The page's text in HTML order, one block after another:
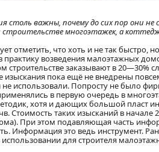
столь важны, почему до сих пор они
многоэтажек, а
отметить, что хоть и не так быстро,
практику возведения малоэтажных
строительстве заказывают в 20—30%
изыскания пока ещё не внедрены
не использовали. Попросту не было
в первую очередь в
хотя и дающих большой пласт
Стоимость таких изысканий в начале
При этом подавляющая часть
Информация это ведь инструмент.
для строителя